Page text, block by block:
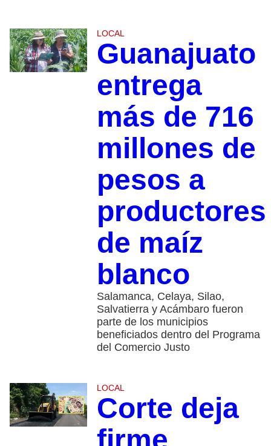
LOCAL
Guanajuato
entrega
más de 716
millones de
pesos a
productores
de maíz
blanco
Salamanca, Celaya, Silao,
Salvatierra y Acámbaro fueron
parte de los municipios
beneficiados dentro del Programa
del Comercio Justo
LOCAL
Corte deja